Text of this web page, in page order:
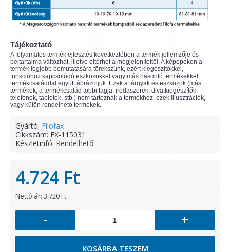
Tájékoztató
A folyamatos termékfejlesztés következtében a termék jellemzője és
beltartalma változhat, illetve eltérhet a megjelenítettől. A képepeken a
termék legjobb bemutatására törekszünk, ezért kiegészítőkkel,
funkcióhoz kapcsolódó eszközökkel vagy más hasonló termékekkel,
termékcsaláddal együtt ábrázoljuk. Ezek a tárgyak és eszközök (más
termékek, a termékcsalád többi tagja, irodaszerek, divatkiegészítők,
telefonok, tabletek, stb.) nem tartoznak a termékhez, ezek illusztrációk,
vagy külön rendelhető termékek.
Gyártó: Filofax
Cikkszám: FX-115031
Készletinfó: Rendelhető
4.724 Ft
Nettó ár: 3.720 Ft
- +
KOSÁRBA TESZEM